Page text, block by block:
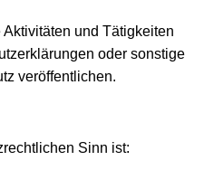
und Tätigkeiten
oder sonstige
veröffentlichen.
Sinn ist: